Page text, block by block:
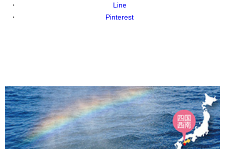
Line
Pinterest